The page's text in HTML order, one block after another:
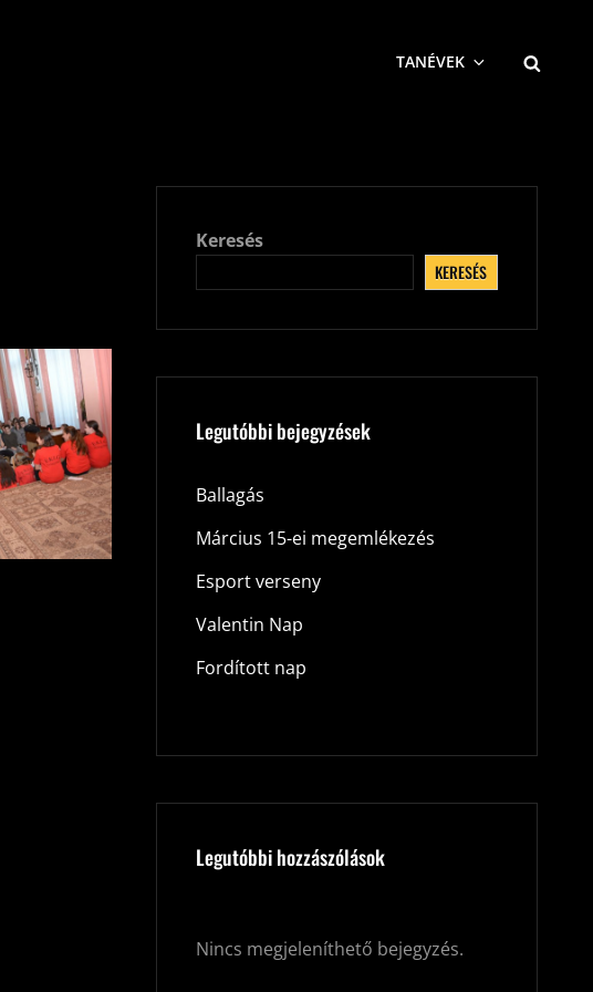
TANÉVEK
Keresés
KERESÉS
Legutóbbi bejegyzések
Ballagás
Március 15-ei megemlékezés
Esport verseny
Valentin Nap
Fordított nap
Legutóbbi hozzászólások
Nincs megjeleníthető bejegyzés.